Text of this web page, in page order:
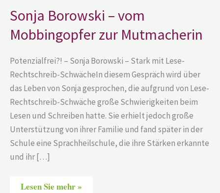
Sonja Borowski – vom
Mobbingopfer zur Mutmacherin
Potenzialfrei?! – Sonja Borowski – Stark mit Lese-
Rechtschreib-SchwächeIn diesem Gespräch wird über
das Leben von Sonja gesprochen, die aufgrund von Lese-
Rechtschreib-Schwäche große Schwierigkeiten beim
Lesen und Schreiben hatte. Sie erhielt jedoch große
Unterstützung von ihrer Familie und fand später in der
Schule eine Sprachheilschule, die ihre Stärken erkannte
und ihr […]
Lesen Sie mehr »